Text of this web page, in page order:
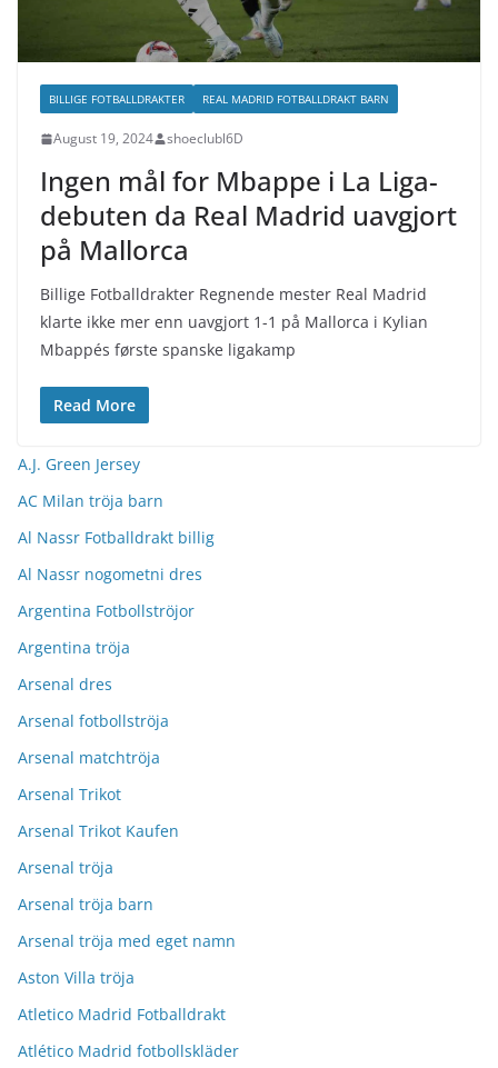
BILLIGE FOTBALLDRAKTER REAL MADRID FOTBALLDRAKT BARN
August 19, 2024 shoeclubl6D
Ingen mål for Mbappe i La Liga-
debuten da Real Madrid uavgjort
på Mallorca
Billige Fotballdrakter Regnende mester Real Madrid
klarte ikke mer enn uavgjort 1-1 på Mallorca i Kylian
Mbappés første spanske ligakamp
Read More
A.J. Green Jersey
AC Milan tröja barn
Al Nassr Fotballdrakt billig
Al Nassr nogometni dres
Argentina Fotbollströjor
Argentina tröja
Arsenal dres
Arsenal fotbollströja
Arsenal matchtröja
Arsenal Trikot
Arsenal Trikot Kaufen
Arsenal tröja
Arsenal tröja barn
Arsenal tröja med eget namn
Aston Villa tröja
Atletico Madrid Fotballdrakt
Atlético Madrid fotbollskläder